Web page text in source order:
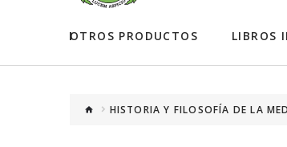
OTROS PRODUCTOS LIBROS
HISTORIA Y FILOSOFÍA DE LA